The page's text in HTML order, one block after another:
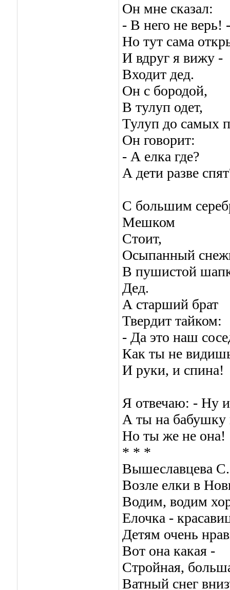
Он мне сказал:
- В него не верь! -
Но тут сама
И вдруг я вижу -
Входит дед.
Он с бородой,
В тулуп одет,
Тулуп до самых
Он говорит:
- А елка где?
А дети разве
С большим
Мешком
Стоит,
Осыпанный
В пушистой
Дед.
А старший брат
Твердит тайком:
- Да это наш
Как ты не
И руки, и спина!
Я отвечаю: - Ну
А ты на бабушку
Но ты же не она!
* * *
Вышеславцева С.
Возле елки в
Водим, водим
Елочка -
Детям очень
Вот она какая -
Стройная,
Ватный снег